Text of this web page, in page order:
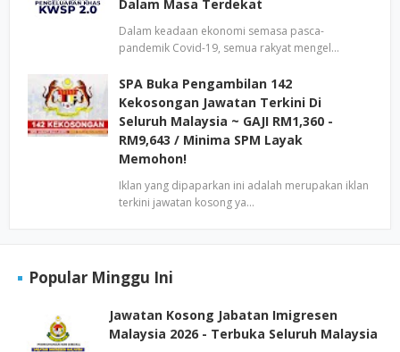
Dalam Masa Terdekat
Dalam keadaan ekonomi semasa pasca-
pandemik Covid-19, semua rakyat mengel…
SPA Buka Pengambilan 142
Kekosongan Jawatan Terkini Di
Seluruh Malaysia ~ GAJI RM1,360 -
RM9,643 / Minima SPM Layak
Memohon!
Iklan yang dipaparkan ini adalah merupakan iklan
terkini jawatan kosong ya…
Popular Minggu Ini
Jawatan Kosong Jabatan Imigresen
Malaysia 2026 - Terbuka Seluruh Malaysia